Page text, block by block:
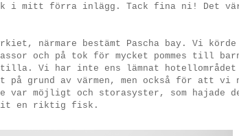
i mitt förra inlägg. Tack fina ni! Det
närmare bestämt Pascha bay. Vi körde
och på tok för mycket pommes till
Vi har inte ens lämnat hotellområdet
grund av värmen, men också för att
var möjligt och storasyster, som hajade
en riktig fisk.